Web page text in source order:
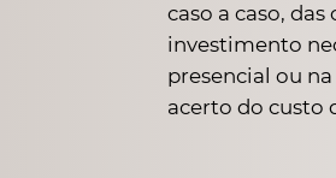
caso a caso,
investimento
presencial ou
acerto do custo